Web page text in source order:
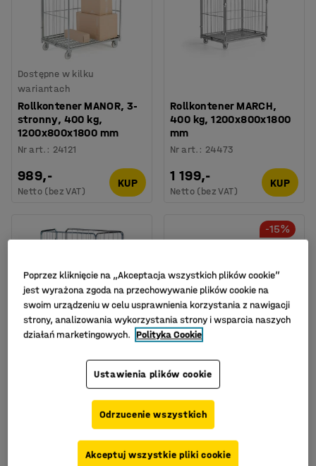
Dostępne w kilku
wariantach
Rollkontener MANOR, 3-
stronny, 400 kg,
1200x800x1800 mm
Nr art. : 24121
989,-
Netto (bez VAT)
KUP
Rollkontener MARCH,
400 kg, 1200x800x1800
mm
Nr art. : 24473
1 199,-
Netto (bez VAT)
KUP
Rollkontener MARCH,
600 kg, 1200x800x1800
-15%
Wózek
pocztowy/aktowy CLIP,
2 koszyki, obciążenie
100 kg, 690x410x950
mm
Nr art. :10398
Poprzez kliknięcie na „Akceptacja wszystkich plików cookie”
jest wyrażona zgoda na przechowywanie plików cookie na
swoim urządzeniu w celu usprawnienia korzystania z nawigacji
strony, analizowania wykorzystania strony i wsparcia naszych
działań marketingowych. Polityka Cookie
Ustawienia plików cookie
Odrzucenie wszystkich
Akceptuj wszystkie pliki cookie